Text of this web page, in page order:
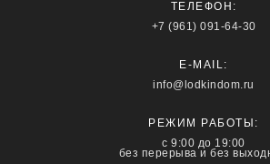
ТЕЛЕФОН:
+7 (961) 091-64-30
E-MAIL:
info@lodkindom.ru
РЕЖИМ РАБОТЫ:
с 9:00 до 19:00
без перерыва и без